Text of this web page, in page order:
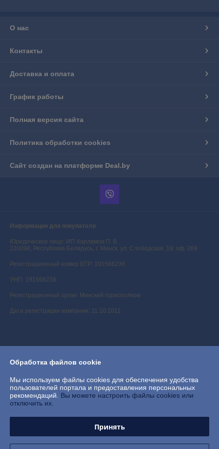
О нас
Контакты
Доставка и оплата
График работы
Полная версия сайта
Политика обработки cookies
Сайт создан на платформе Deal.by
Информация для покупателя
Юридическое лицо: ИП Харламов П. В.
220098, Республика Беларусь, г. Минск, ул. Слободская, 19, оф. 269
Регистрационный номер ЕГР: 191566236
УНП: 191566236
Регистрационный орган: Минский горисполком
Дата регистрации компании: 11.10.2011
Обработка файлов cookie
Мы используем файлы cookies для обеспечения удобства
пользователей портала и предоставления персональных
рекомендаций. Вы можете настроить файлы cookies или
отключить их.
Принять